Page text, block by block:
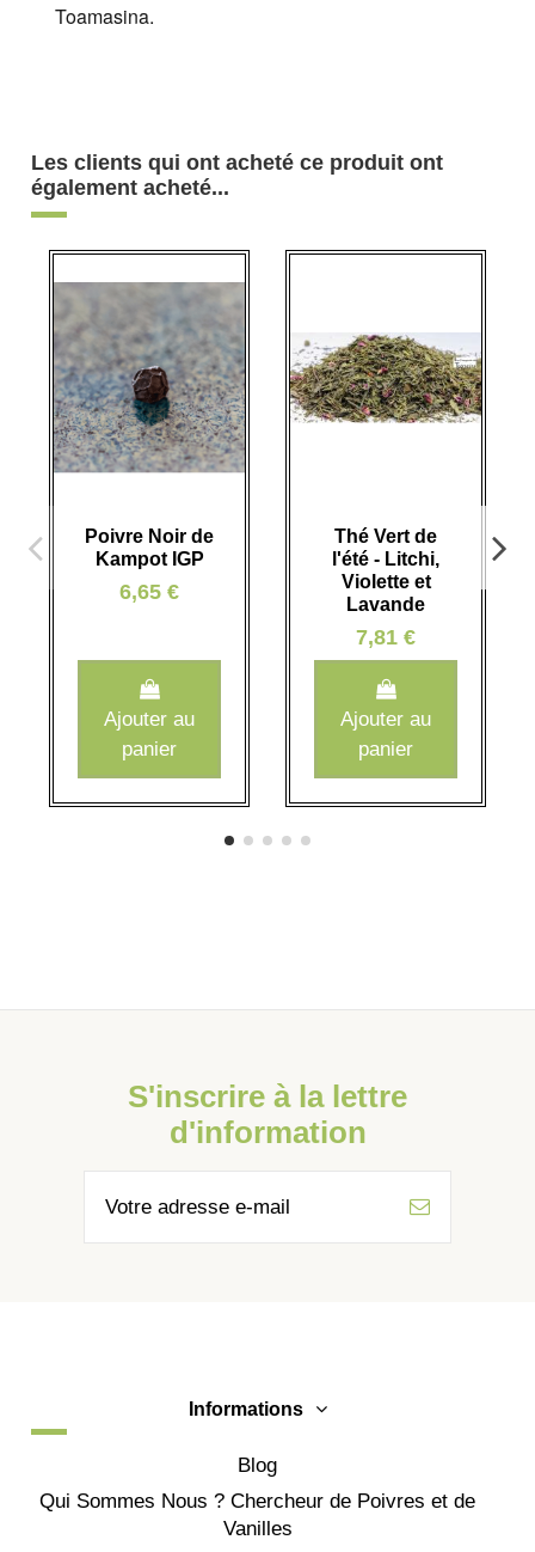
Toamasina.
Les clients qui ont acheté ce produit ont
également acheté...
Poivre Noir de
Kampot IGP
6,65 €
Ajouter au
panier
Thé Vert de
l'été - Litchi,
Violette et
Lavande
7,81 €
Ajouter au
panier
S'inscrire à la lettre
d'information
Informations
Blog
Qui Sommes Nous ? Chercheur de Poivres et de
Vanilles